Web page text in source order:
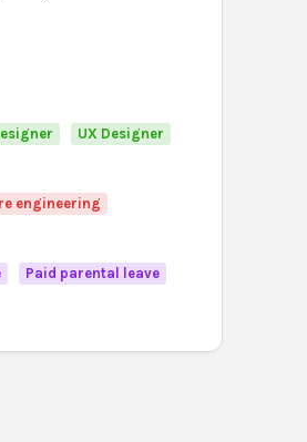
UX Designer
engineering
Paid parental leave